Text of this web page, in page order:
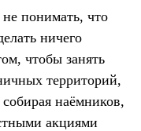
понимать, что
ничего
чтобы занять
территорий,
наёмников,
акциями